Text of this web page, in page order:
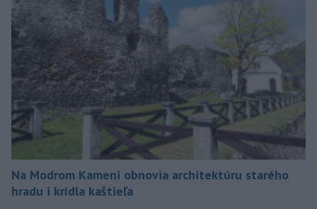
Na Modrom Kameni obnovia architektúru starého
hradu i krídla kaštieľa